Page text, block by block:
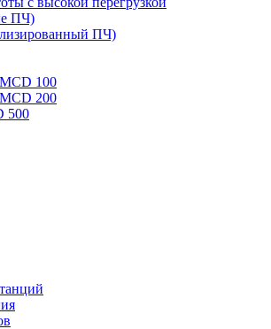
ПЧ)
ПЧ)
100
200
500